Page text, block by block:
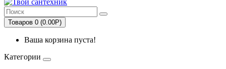
Товаров 0 (0.00Р)
Ваша корзина пуста!
Категории